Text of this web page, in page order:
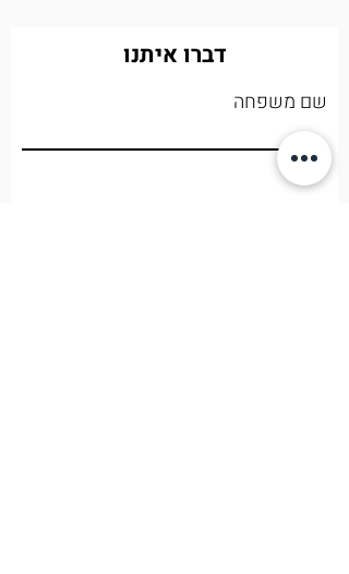
דברו איתנו
שם משפחה
שם